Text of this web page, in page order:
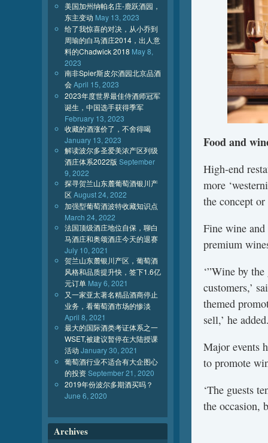
Food and
High-end
more
the concept
Fine wine
premium
‘”Wine by
customers,’
themed
sell,’ he
Major events
to promote
‘The guests
the occasion,
美国加州纳帕名庄-鹿跃酒园，
东主变动 May 13, 2023
给了我惊喜的对决，从小乔到
周瑜的白马酒庄2014，出人意
料的Chadwick 2018 May 8,
2023
南非Spier斯皮尔酒园北京品酒
会April 15, 2023
2023年度世界最佳侍酒师冠军
诞生，中国选手获得季军
February 13, 2023
收藏的酒涨价了，不舍得喝
January 13, 2023
解读波尔多圣爱美浓产区列级
酒庄体系2022版 September
9, 2022
探寻贺兰山东麓葡萄酒银川产
区August 24, 2022
加强型葡萄酒波特收藏知识点
March 24, 2022
法国顶级酒庄地位自保，聊白
马酒庄和奥颂酒庄今天的退赛
July 10, 2021
贺兰山东麓银川产区，葡萄酒
风格和品质提升快，签下1.6亿
元订单 May 6, 2021
又一家亚太著名精品酒商停止
业务，看葡萄酒市场的惨淡
April 8, 2021
最大的国际酒类考证体系之一
WSET,被建议暂停在大陆授课
活动 January 30, 2021
葡萄酒行业不适合有大企图心
的投资September 21, 2020
2019年份波尔多期酒买吗？
June 6, 2020
Archives